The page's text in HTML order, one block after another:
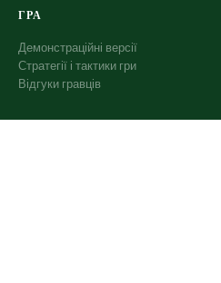
ГРА
Демонстраційні версії
Стратегії і тактики гри
Відгуки гравців